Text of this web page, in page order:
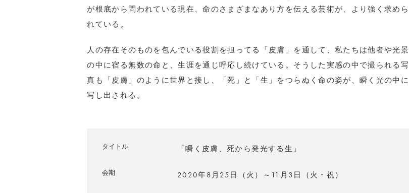
が根底から問われている現在、命のさまざまなあり方を伝える芸術が、より強く求めら
れている。
人の存在そのものを包んでいる役割を担ってる「皮膚」を通して、私たちは他者や光景
の中に宿る無数の命と、生涯を通じ呼応し続けている。そうした実感の中で撮られる写
真も「皮膚」のように世界と接し、「死」と「生」をつらぬく命の姿が、瞬く光の中に
写し出される。
タイトル 「瞬く皮膚、死から発光する生」
会期 2020年8月25日（火）～11月3日（火・祝）